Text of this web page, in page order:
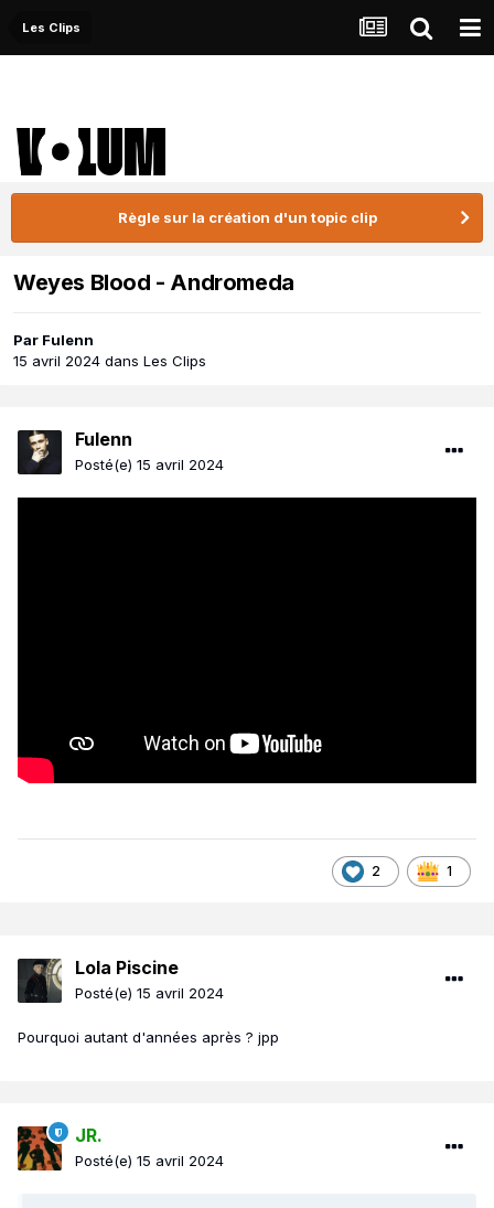
Les Clips
Règle sur la création d'un topic clip
Weyes Blood - Andromeda
Par Fulenn
15 avril 2024 dans Les Clips
Fulenn
Posté(e) 15 avril 2024
2 1
Lola Piscine
Posté(e) 15 avril 2024
Pourquoi autant d'années après ? jpp
JR.
Posté(e) 15 avril 2024